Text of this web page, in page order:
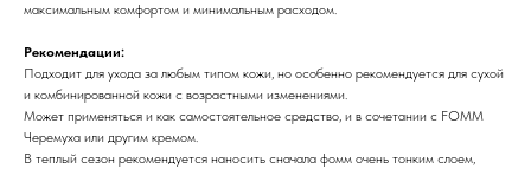
максимальным комфортом и минимальным расходом.
Рекомендации:
Подходит для ухода за любым типом кожи, но особенно рекомендуется для сухой
и комбинированной кожи с возрастными изменениями.
Может применяться и как самостоятельное средство, и в сочетании с FOMM
Черемуха или другим кремом.
В теплый сезон рекомендуется наносить сначала фомм очень тонким слоем,